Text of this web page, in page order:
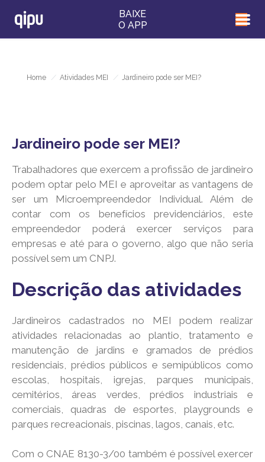
Home / Atividades MEI / Jardineiro pode ser MEI?
BAIXE
O APP
Jardineiro pode ser MEI?
Trabalhadores que exercem a profissão de jardineiro
podem optar pelo MEI e aproveitar as vantagens de
ser um Microempreendedor Individual. Além de
contar com os benefícios previdenciários, este
empreendedor poderá exercer serviços para
empresas e até para o governo, algo que não seria
possível sem um CNPJ.
Descrição das atividades
Jardineiros cadastrados no MEI podem realizar
atividades relacionadas ao plantio, tratamento e
manutenção de jardins e gramados de prédios
residenciais, prédios públicos e semipúblicos como
escolas, hospitais, igrejas, parques municipais,
cemitérios, áreas verdes, prédios industriais e
comerciais, quadras de esportes, playgrounds e
parques recreacionais, piscinas, lagos, canais, etc.
Com o CNAE 8130-3/00 também é possível exercer